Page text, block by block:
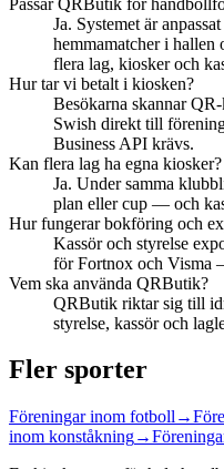
Ja. Systemet är
hemmamatcher i
flera lag, kiosker och
Hur tar vi betalt i kiosken?
Besökarna skannar
Swish direkt till
Business API krävs.
Kan flera lag ha egna kiosker?
Ja. Under samma
plan eller cup — och
Hur fungerar bokföring och
Kassör och styrelse
för Fortnox och Visma
Vem ska använda QRButik?
QRButik riktar sig till
styrelse, kassör och
Fler sporter
Föreningar inom fotboll →
inom konståkning→